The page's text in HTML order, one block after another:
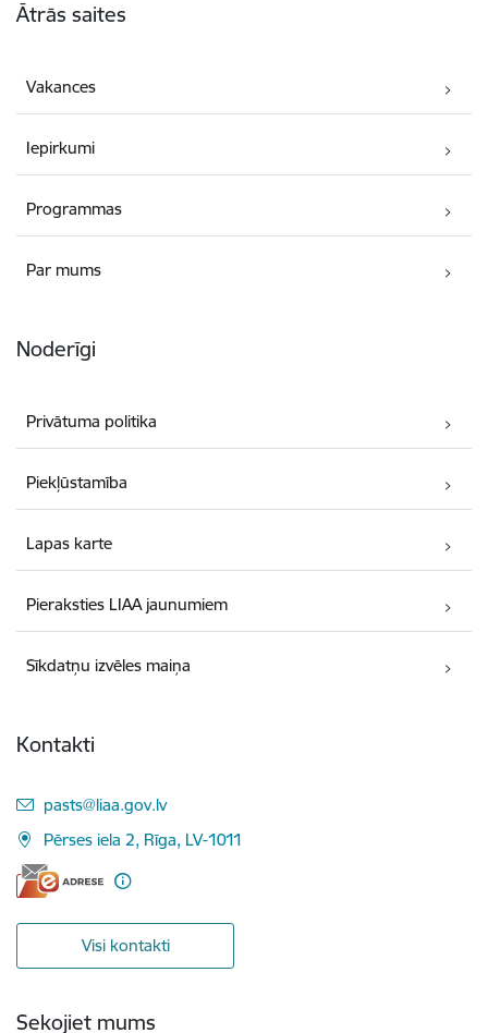
Ātrās saites
Vakances
Iepirkumi
Programmas
Par mums
Noderīgi
Privātuma politika
Piekļūstamība
Lapas karte
Pieraksties LIAA jaunumiem
Sīkdatņu izvēles maiņa
Kontakti
E-pasts:
pasts@liaa.gov.lv
Pērses iela 2, Rīga, LV-1011
Visi kontakti
Sekojiet mums